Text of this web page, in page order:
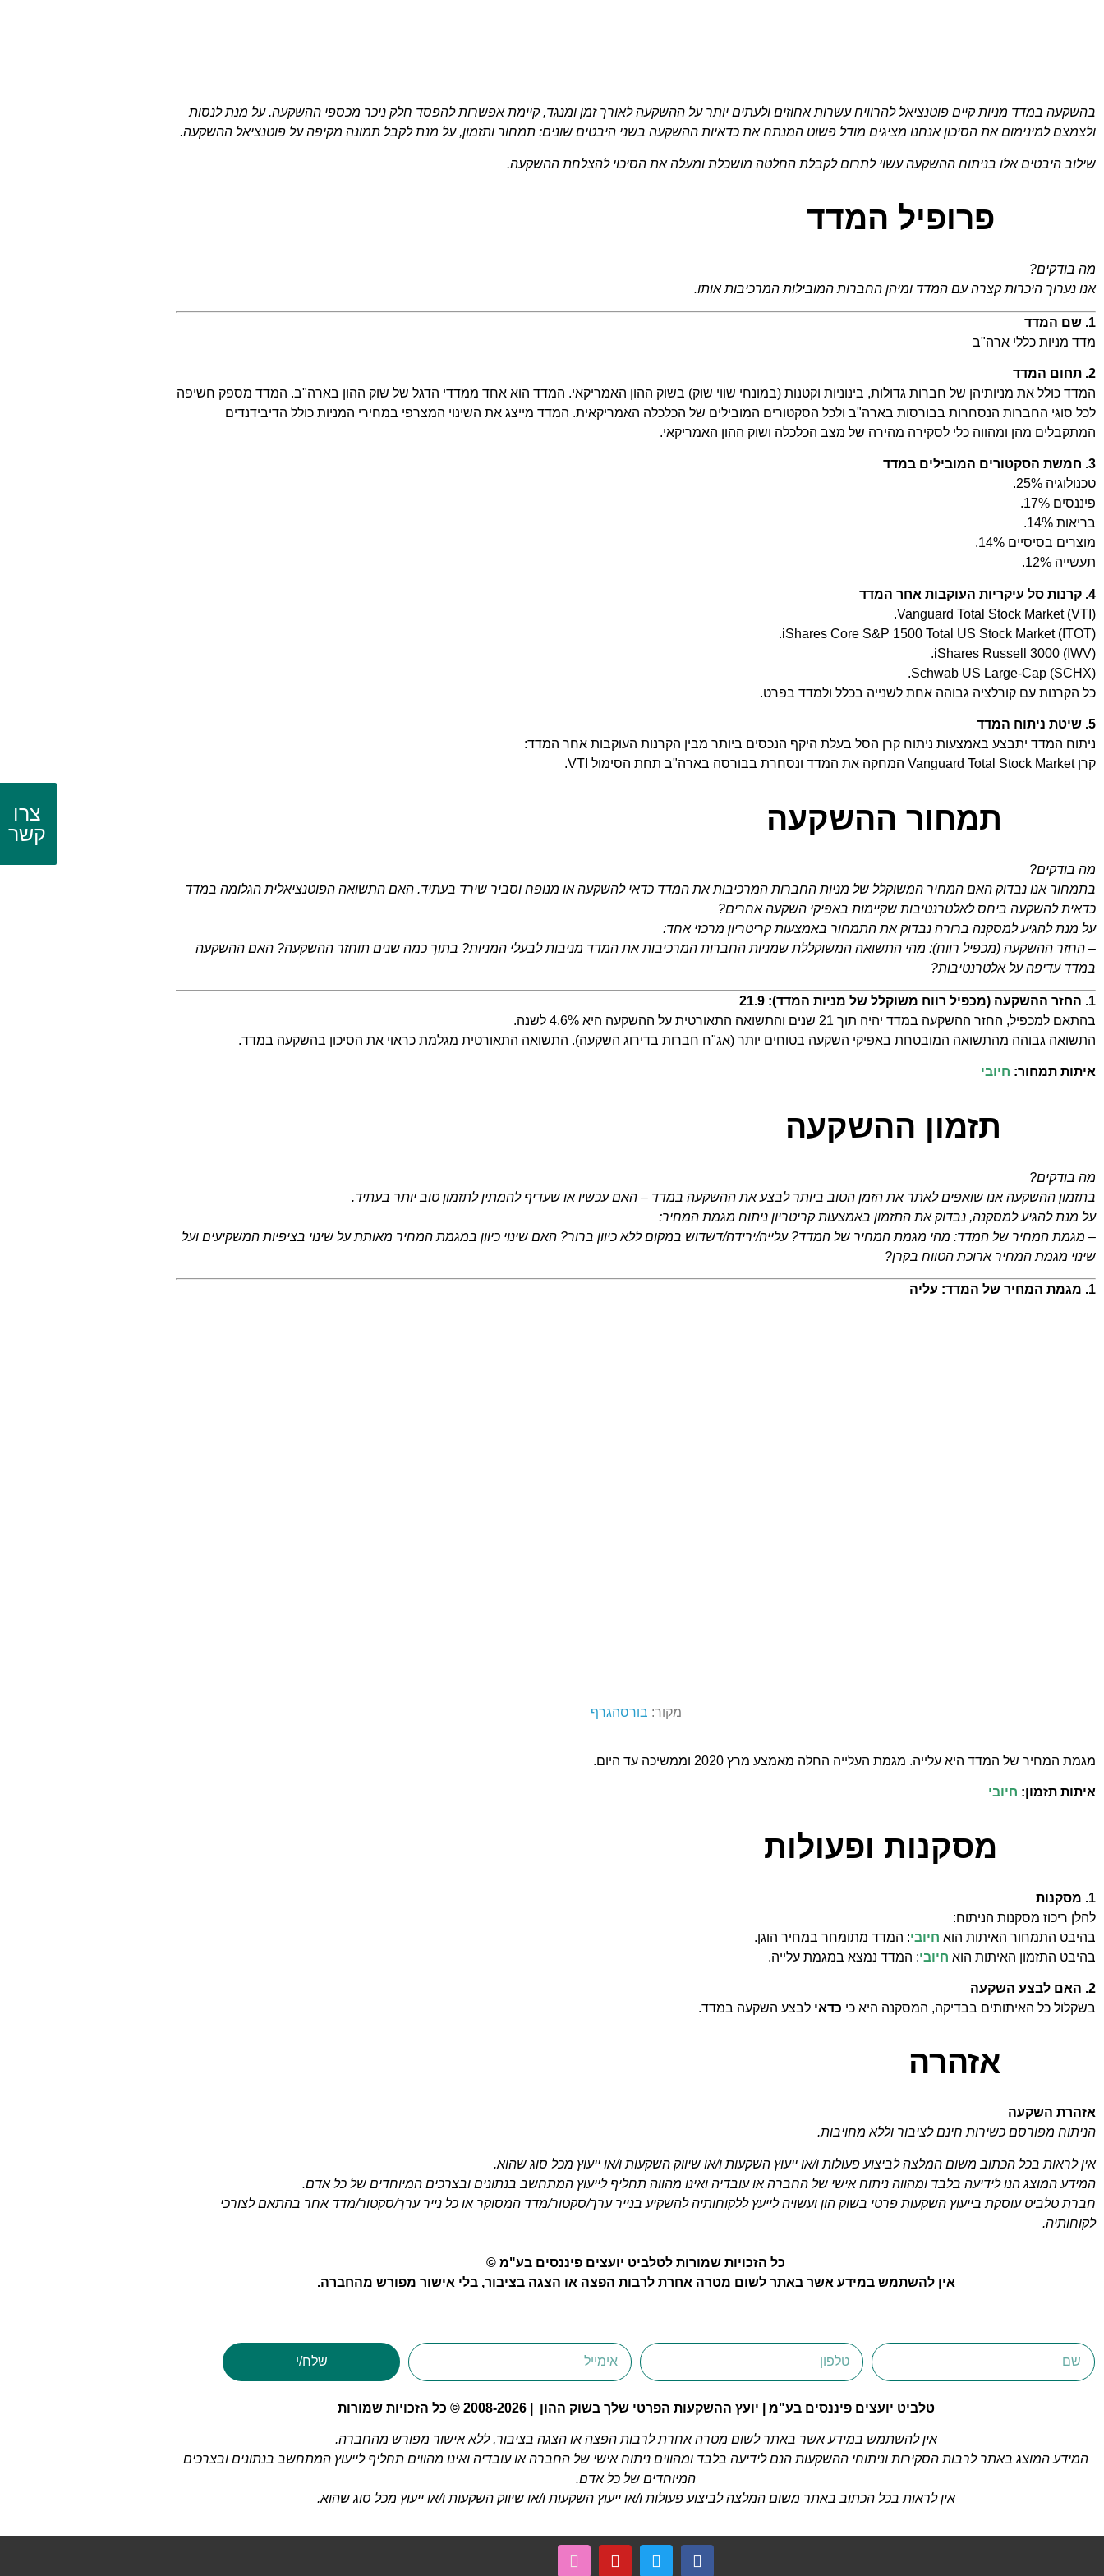
בהשקעה במדד מניות קיים פוטנציאל להרוויח עשרות אחוזים ולעתים יותר על ההשקעה לאורך זמן ומנגד, קיימת אפשרות להפסד חלק ניכר מכספי ההשקעה. על מנת לנסות
ולצמצם למינימום את הסיכון אנחנו מציגים מודל פשוט המנתח את כדאיות ההשקעה בשני היבטים שונים: תמחור ותזמון, על מנת לקבל תמונה מקיפה על פוטנציאל ההשקעה.
שילוב היבטים אלו בניתוח ההשקעה עשוי לתרום לקבלת החלטה מושכלת ומעלה את הסיכוי להצלחת ההשקעה.
פרופיל המדד
מה בודקים?
אנו נערוך היכרות קצרה עם המדד ומיהן החברות המובילות המרכיבות אותו.
1. שם המדד
מדד מניות כללי ארה"ב
2. תחום המדד
המדד כולל את מניותיהן של חברות גדולות, בינוניות וקטנות (במונחי שווי שוק) בשוק ההון האמריקאי. המדד הוא אחד ממדדי הדגל של שוק ההון בארה"ב. המדד מספק חשיפה
לכל סוגי החברות הנסחרות בבורסות בארה"ב ולכל הסקטורים המובילים של הכלכלה האמריקאית. המדד מייצג את השינוי המצרפי במחירי המניות כולל הדיבידנדים
המתקבלים מהן ומהווה כלי לסקירה מהירה של מצב הכלכלה ושוק ההון האמריקאי.
3. חמשת הסקטורים המובילים במדד
טכנולוגיה 25%.
פיננסים 17%.
בריאות 14%.
מוצרים בסיסיים 14%.
תעשייה 12%.
4. קרנות סל עיקריות העוקבות אחר המדד
Vanguard Total Stock Market (VTI).
iShares Core S&P 1500 Total US Stock Market (ITOT).
iShares Russell 3000 (IWV).
Schwab US Large-Cap (SCHX).
כל הקרנות עם קורלציה גבוהה אחת לשנייה בכלל ולמדד בפרט.
5. שיטת ניתוח המדד
ניתוח המדד יתבצע באמצעות ניתוח קרן הסל בעלת היקף הנכסים ביותר מבין הקרנות העוקבות אחר המדד:
קרן Vanguard Total Stock Market המחקה את המדד ונסחרת בבורסה בארה"ב תחת הסימול VTI.
תמחור ההשקעה
מה בודקים?
בתמחור אנו נבדוק האם המחיר המשוקלל של מניות החברות המרכיבות את המדד כדאי להשקעה או מנופח וסביר שירד בעתיד. האם התשואה הפוטנציאלית הגלומה במדד
כדאית להשקעה ביחס לאלטרנטיבות שקיימות באפיקי השקעה אחרים?
על מנת להגיע למסקנה ברורה נבדוק את התמחור באמצעות קריטריון מרכזי אחד:
– החזר ההשקעה (מכפיל רווח): מהי התשואה המשוקללת שמניות החברות המרכיבות את המדד מניבות לבעלי המניות? בתוך כמה שנים תוחזר ההשקעה? האם ההשקעה
במדד עדיפה על אלטרנטיבות?
1. החזר ההשקעה (מכפיל רווח משוקלל של מניות המדד): 21.9
בהתאם למכפיל, החזר ההשקעה במדד יהיה תוך 21 שנים והתשואה התאורטית על ההשקעה היא 4.6% לשנה.
התשואה גבוהה מהתשואה המובטחת באפיקי השקעה בטוחים יותר (אג"ח חברות בדירוג השקעה). התשואה התאורטית מגלמת כראוי את הסיכון בהשקעה במדד.
איתות תמחור: חיובי
תזמון ההשקעה
מה בודקים?
בתזמון ההשקעה אנו שואפים לאתר את הזמן הטוב ביותר לבצע את ההשקעה במדד – האם עכשיו או שעדיף להמתין לתזמון טוב יותר בעתיד.
על מנת להגיע למסקנה, נבדוק את התזמון באמצעות קריטריון ניתוח מגמת המחיר:
– מגמת המחיר של המדד: מהי מגמת המחיר של המדד? עלייה/ירידה/דשדוש במקום ללא כיוון ברור? האם שינוי כיוון במגמת המחיר מאותת על שינוי בציפיות המשקיעים ועל
שינוי מגמת המחיר ארוכת הטווח בקרן?
1. מגמת המחיר של המדד: עליה
מקור: בורסהגרף
מגמת המחיר של המדד היא עלייה. מגמת העלייה החלה מאמצע מרץ 2020 וממשיכה עד היום.
איתות תזמון: חיובי
מסקנות ופעולות
1. מסקנות
להלן ריכוז מסקנות הניתוח:
בהיבט התמחור האיתות הוא חיובי: המדד מתומחר במחיר הוגן.
בהיבט התזמון האיתות הוא חיובי: המדד נמצא במגמת עלייה.
2. האם לבצע השקעה
בשקלול כל האיתותים בבדיקה, המסקנה היא כי כדאי לבצע השקעה במדד.
אזהרה
אזהרת השקעה
הניתוח מפורסם כשירות חינם לציבור וללא מחויבות.
אין לראות בכל הכתוב משום המלצה לביצוע פעולות ו/או ייעוץ השקעות ו/או שיווק השקעות ו/או ייעוץ מכל סוג שהוא.
המידע המוצג הנו לידיעה בלבד ומהווה ניתוח אישי של החברה או עובדיה ואינו מהווה תחליף לייעוץ המתחשב בנתונים ובצרכים המיוחדים של כל אדם.
חברת טלביט עוסקת בייעוץ השקעות פרטי בשוק הון ועשויה לייעץ ללקוחותיה להשקיע בנייר ערך/סקטור/מדד המסוקר או כל נייר ערך/סקטור/מדד אחר בהתאם לצורכי
לקוחותיה.
כל הזכויות שמורות לטלביט יועצים פיננסים בע"מ ©
אין להשתמש במידע אשר באתר לשום מטרה אחרת לרבות הפצה או הצגה בציבור, בלי אישור מפורש מהחברה.
צרו
קשר
שלח/י
טלביט יועצים פיננסים בע"מ | יועץ ההשקעות הפרטי שלך בשוק ההון | 2008-2026 © כל הזכויות שמורות
אין להשתמש במידע אשר באתר לשום מטרה אחרת לרבות הפצה או הצגה בציבור, ללא אישור מפורש מהחברה.
המידע המוצג באתר לרבות הסקירות וניתוחי ההשקעות הנם לידיעה בלבד ומהווים ניתוח אישי של החברה או עובדיה ואינו מהווים תחליף לייעוץ המתחשב בנתונים ובצרכים
המיוחדים של כל אדם.
אין לראות בכל הכתוב באתר משום המלצה לביצוע פעולות ו/או ייעוץ השקעות ו/או שיווק השקעות ו/או ייעוץ מכל סוג שהוא.